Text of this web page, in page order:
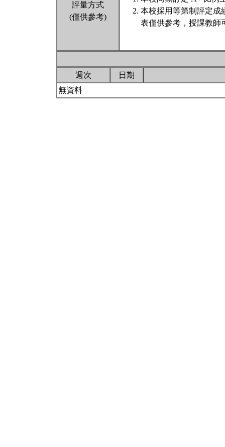
評量方式
(僅供參考)
本校採用等第制評定成
表僅供參考，授課教師
週次
日期
無資料